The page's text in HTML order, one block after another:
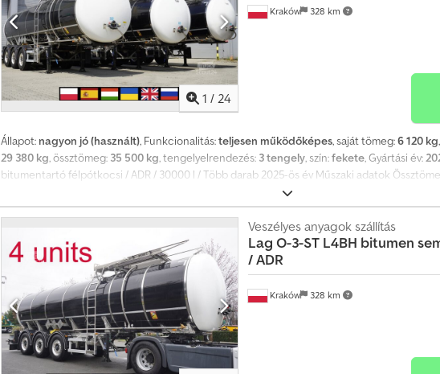
1 / 24
Kraków 328 km
Állapot: nagyon jó (használt), Funkcionalitás:teljesen működőképes, saját tömeg:6 120 kg
29 380 kg , össztömeg: 35 500 kg , tengelyelrendezés: 3 tengely , szín:fekete , Gyártási év:
bitumentartó félpótkocsi / ADR / 30000 l / Több darab 2025-ös év Műszaki adatok
Syefx Abhsha Súlya 6120 kg Terhelhetősége 29 380 kg Űrtartalom 30.000 l ADR veszélyes
félpótkocsi Emelő tengely Alufelnik Légrugózás Felfüggesztés magasság állítás BPW
teljes dokumentáció, trailer munkára kész. 4 egyforma félpótkocsi is kapható
Kraków 328 km
Veszélyes anyagok szállítás
Lag O-3-ST L4BH bitumen
/ ADR